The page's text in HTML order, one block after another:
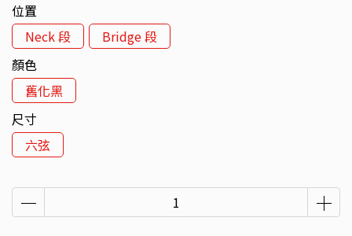
位置
Neck 段
Bridge 段
顏色
舊化黑
尺寸
六弦